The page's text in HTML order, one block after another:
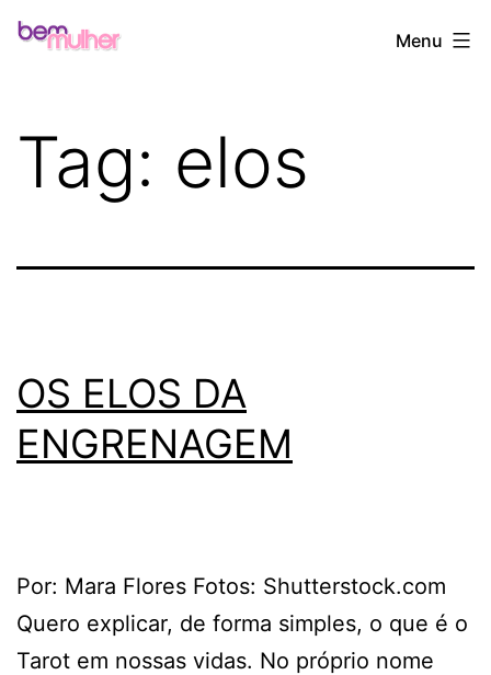
Pular
conteúdo
Bem
Menu
Tag: elos
OS ELOS DA
ENGRENAGEM
Por: Mara Flores Fotos: Shutterstock.com
Quero explicar, de forma simples, o que é o
Tarot em nossas vidas. No próprio nome